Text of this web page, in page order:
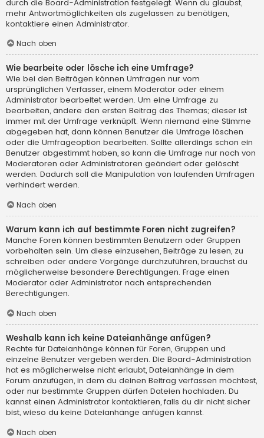
durch die Board-Administration festgelegt. Wenn du glaubst,
mehr Antwortmöglichkeiten als zugelassen zu benötigen,
kontaktiere einen Administrator.
Nach oben
Wie bearbeite oder lösche ich eine Umfrage?
Wie bei den Beiträgen können Umfragen nur vom
ursprünglichen Verfasser, einem Moderator oder einem
Administrator bearbeitet werden. Um eine Umfrage zu
bearbeiten, ändere den ersten Beitrag des Themas; dieser ist
immer mit der Umfrage verknüpft. Wenn niemand eine Stimme
abgegeben hat, dann können Benutzer die Umfrage löschen
oder die Umfrageoption bearbeiten. Sollte allerdings schon ein
Benutzer abgestimmt haben, so kann die Umfrage nur noch von
Moderatoren oder Administratoren geändert oder gelöscht
werden. Dadurch soll die Manipulation von laufenden Umfragen
verhindert werden.
Nach oben
Warum kann ich auf bestimmte Foren nicht zugreifen?
Manche Foren können bestimmten Benutzern oder Gruppen
vorbehalten sein. Um diese einzusehen, Beiträge zu lesen, zu
schreiben oder andere Vorgänge durchzuführen, brauchst du
möglicherweise besondere Berechtigungen. Frage einen
Moderator oder Administrator nach entsprechenden
Berechtigungen.
Nach oben
Weshalb kann ich keine Dateianhänge anfügen?
Rechte für Dateianhänge können für Foren, Gruppen und
einzelne Benutzer vergeben werden. Die Board-Administration
hat es möglicherweise nicht erlaubt, Dateianhänge in dem
Forum anzufügen, in dem du deinen Beitrag verfassen möchtest,
oder nur bestimmte Gruppen dürfen Dateien hochladen. Du
kannst einen Administrator kontaktieren, falls du dir nicht sicher
bist, wieso du keine Dateianhänge anfügen kannst.
Nach oben